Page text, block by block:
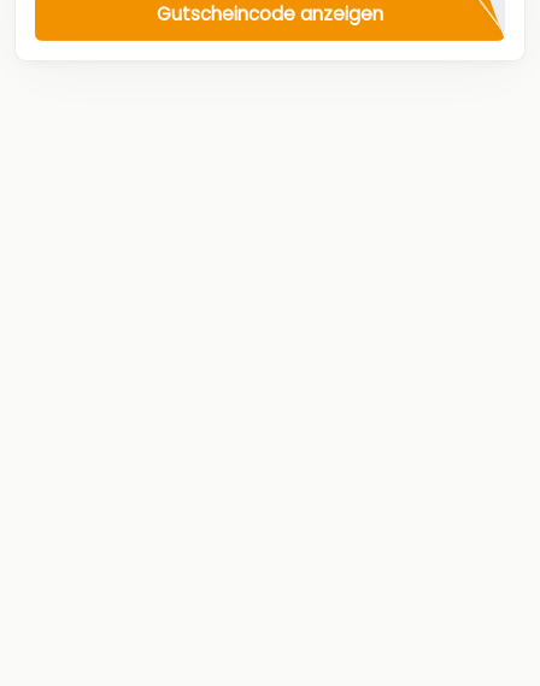
Gutscheincode anzeigen